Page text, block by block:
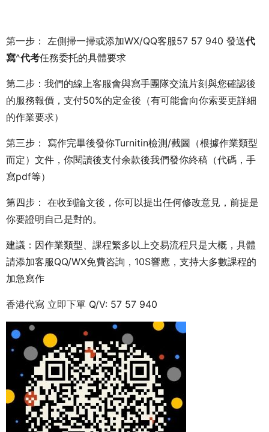
第一步： 左側掃一掃或添加WX/QQ客服57 57 940 發送代
寫^代考任務委托的具體要求
第二步：我們的線上客服會與寫手團隊交流片刻與您確認後
的服務報價，支付50%的定金後（有可能會向你索要更詳細
的作業要求）
第三步： 寫作完畢後發你Turnitin檢測/截圖（根據作業類型
而定）文件，你閱讀後支付余款後我們發你終稿（代碼，手
寫pdf等）
第四步： 在收到論文後，你可以提出任何修改意見，前提是
你要證明自己是對的。
建議：因作業類型、課程繁多以上交易流程只是大概，具體
請添加客服QQ/WX免費咨詢，10S響應，支持大多數課程的
加急寫作
香港代寫 立即下單 Q/V: 57 57 940